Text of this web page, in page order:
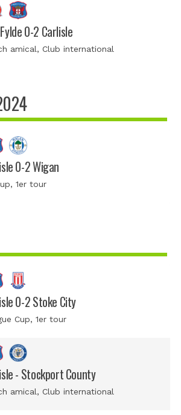
0-2 Carlisle
amical, Club international
0-2 Wigan
, 1er tour
0-2 Stoke City
Cup, 1er tour
- Stockport County
amical, Club international